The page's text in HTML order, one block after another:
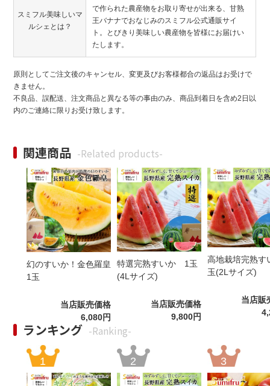
スミフル美味しいマ
ルシェとは？
で作られた農産物をお取り寄せが出来る、甘熟
王バナナでおなじみのスミフル公式通販サイ
ト。とびきり美味しい農産物を皆様にお届けい
たします。
原則としてご注文後のキャンセル、変更及びお客様都合の返品はお受けで
きません。
不良品、誤配送、注文商品と異なる等の事由のみ、商品到着日を含め2日以
内のご連絡に限りお受け致します。
関連商品 -Related products-
幻のすいか！金色羅皇
1玉
当店販売価格
6,080円
特選完熟すいか 1玉
(4Lサイズ)
当店販売価格
9,800円
高地栽培完熟す
玉(2Lサイズ)
当店販
ランキング -Ranking-